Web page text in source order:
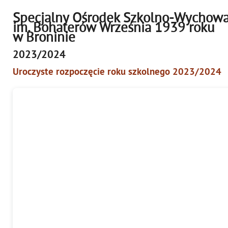
Specjalny Ośrodek Szkolno-
im. Bohaterów Września 1939 roku
w Broninie
2023/2024
Uroczyste rozpoczęcie roku szkolnego 2023/2024